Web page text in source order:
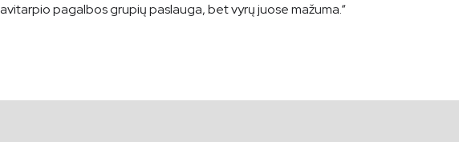
pagalbos grupių paslauga, bet vyrų juose mažuma.“